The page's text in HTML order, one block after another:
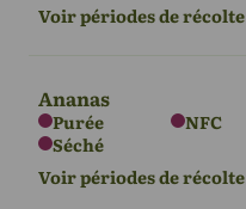
Voir périodes de récolte
Afrique
Nov - Fév
Sud
Ananas
Purée NFC
Séché
Voir périodes de récolte